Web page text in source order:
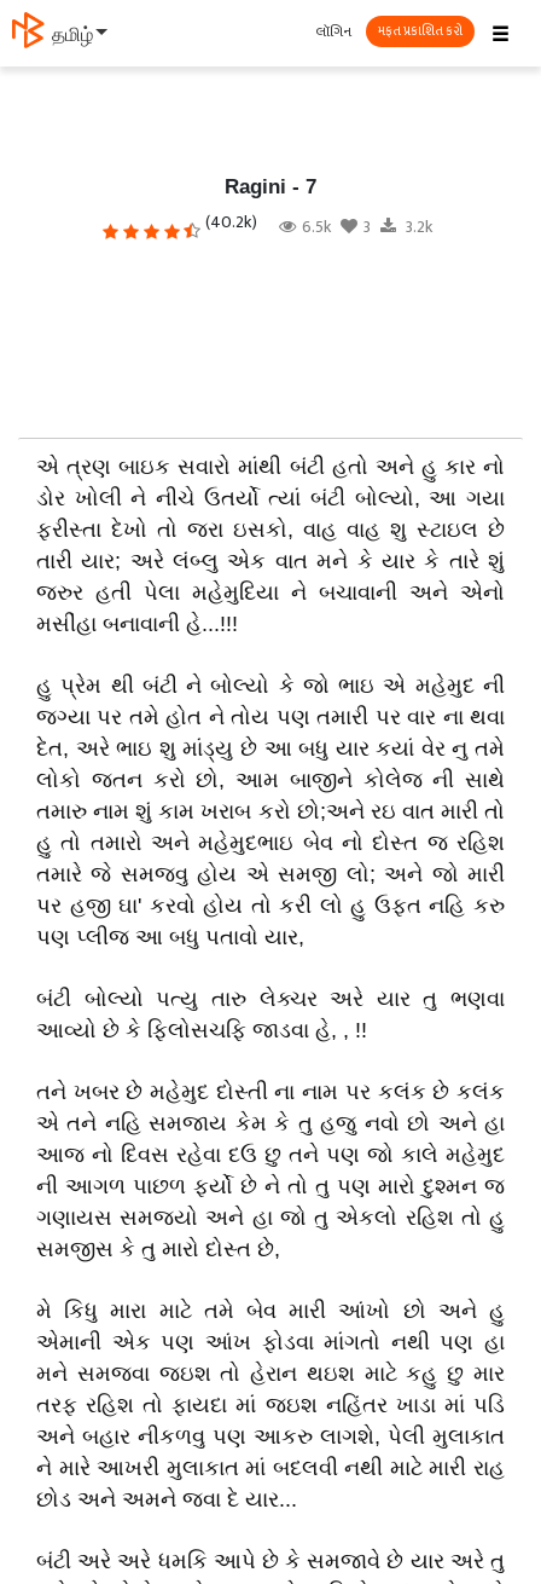
தமிழ் ☰
લૉગિન મફત પ્રકાશિત કરો
Ragini - 7
(40.2k) 6.5k 3 3.2k
એ ત્રણ બાઇક સવારો માંથી બંટી હતો અને હુ કાર નો
ડોર ખોલી ને નીચે ઉતર્યો ત્યાં બંટી બોલ્યો, આ ગયા
ફરીસ્તા દેખો તો જરા ઇસકો, વાહ વાહ શુ સ્ટાઇલ છે
તારી યાર; અરે લંબ્લુ એક વાત મને કે યાર કે તારે શું
જરુર હતી પેલા મહેમુદિયા ને બચાવાની અને એનો
મસીંહા બનાવાની હે...!!!
હુ પ્રેમ થી બંટી ને બોલ્યો કે જો ભાઇ એ મહેમુદ ની
જગ્યા પર તમે હોત ને તોય પણ તમારી પર વાર ના થવા
દેત, અરે ભાઇ શુ માંડ્યુ છે આ બધુ યાર કયાં વેર નુ તમે
લોકો જતન કરો છો, આમ બાજીને કોલેજ ની સાથે
તમારુ નામ શું કામ ખરાબ કરો છો;અને રઇ વાત મારી તો
હુ તો તમારો અને મહેમુદભાઇ બેવ નો દોસ્ત જ રહિશ
તમારે જે સમજવુ હોય એ સમજી લો; અને જો મારી
પર હજી ઘા' કરવો હોય તો કરી લો હુ ઉફ્ત નહિ કરુ
પણ પ્લીજ આ બધુ પતાવો યાર,
બંટી બોલ્યો પત્યુ તારુ લેક્ચર અરે યાર તુ ભણવા
આવ્યો છે કે ફિલોસચફિ જાડવા હે, , !!
તને ખબર છે મહેમુદ દોસ્તી ના નામ પર કલંક છે કલંક
એ તને નહિ સમજાય કેમ કે તુ હજુ નવો છો અને હા
આજ નો દિવસ રહેવા દઉ છુ તને પણ જો કાલે મહેમુદ
ની આગળ પાછળ ફર્યો છે ને તો તુ પણ મારો દુશ્મન જ
ગણાયસ સમજ્યો અને હા જો તુ એકલો રહિશ તો હુ
સમજીસ કે તુ મારો દોસ્ત છે,
મે કિધુ મારા માટે તમે બેવ મારી આંખો છો અને હુ
એમાની એક પણ આંખ ફોડવા માંગતો નથી પણ હા
મને સમજવા જઇશ તો હેરાન થઇશ માટે કહુ છુ માર
તરફ રહિશ તો ફાયદા માં જઇશ નહિંતર ખાડા માં પડિ
અને બહાર નીકળવુ પણ આકરુ લાગશે, પેલી મુલાકાત
ને મારે આખરી મુલાકાત માં બદલવી નથી માટે મારી રાહ
છોડ અને અમને જવા દે યાર...
બંટી અરે અરે ધમકિ આપે છે કે સમજાવે છે યાર અરે તુ